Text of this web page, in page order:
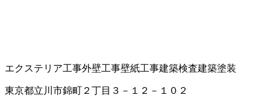
エクステリア工事外壁工事壁紙工事建築検査建築塗装
東京都立川市錦町２丁目３－１２－１０２